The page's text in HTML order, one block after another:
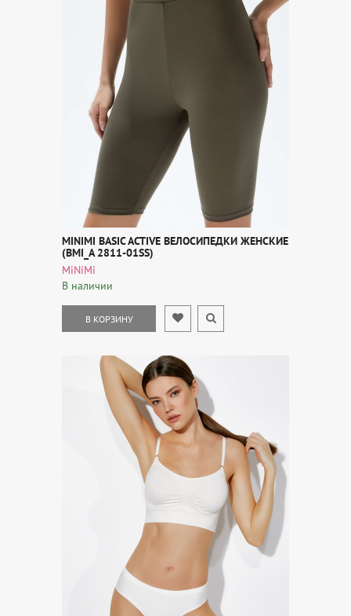
MINIMI BASIC ACTIVE ВЕЛОСИПЕДКИ ЖЕНСКИЕ
(BMI_A 2811-01SS)
MiNiMi
В наличии
В КОРЗИНУ